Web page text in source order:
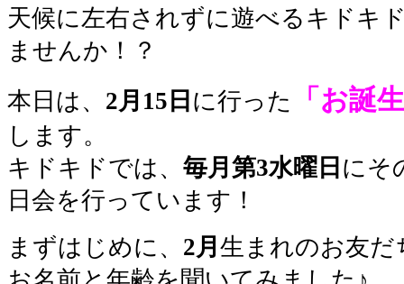
天候に左右されずに遊べるキドキ
ませんか！？
本日は、 2月15日 に行った 「お誕
します。
キドキドでは、 毎月第3水曜日 にそ
日会を行っています！
まずはじめに、 2月 生まれのお友だ